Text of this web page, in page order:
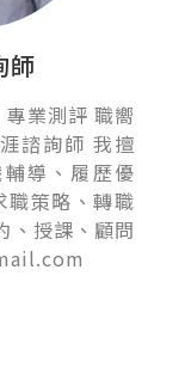
師
業測評 職嚮
諮詢師 我擅
導、履歷優
策略、轉職
、授課、顧問